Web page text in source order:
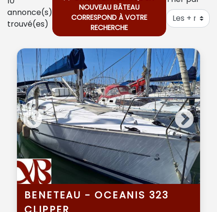
annonce(s)
trouvé(es)
NOUVEAU BÂTEAU
CORRESPOND À VOTRE
RECHERCHE
BENETEAU - OCEANIS 323